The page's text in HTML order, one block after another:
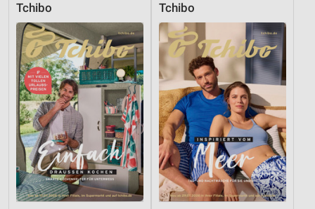
Tchibo Tchibo